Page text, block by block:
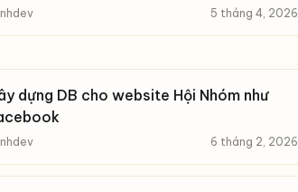
5 tháng 4, 2026
dựng DB cho website Hội Nhóm như
6 tháng 2, 2026